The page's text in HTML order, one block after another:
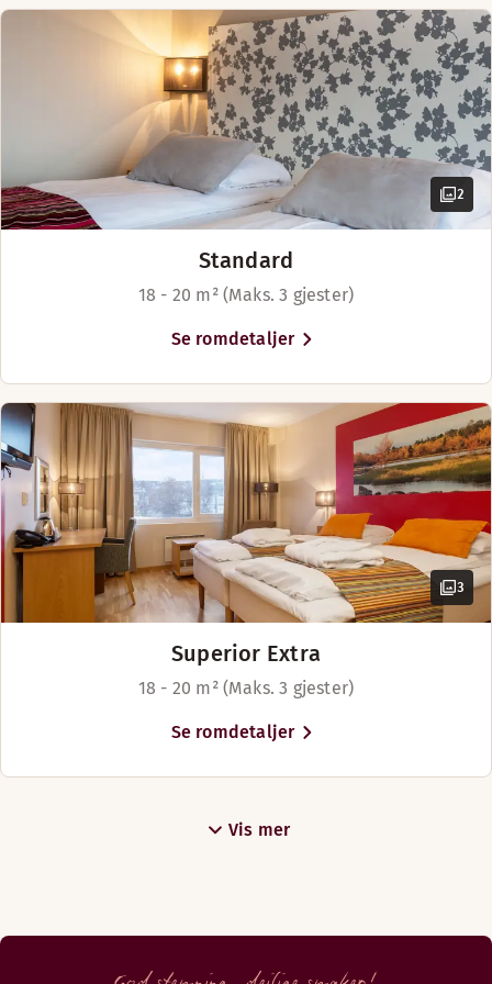
2
Standard
18 - 20 m² (Maks. 3 gjester)
Se romdetaljer
3
Superior Extra
18 - 20 m² (Maks. 3 gjester)
Se romdetaljer
Vis mer